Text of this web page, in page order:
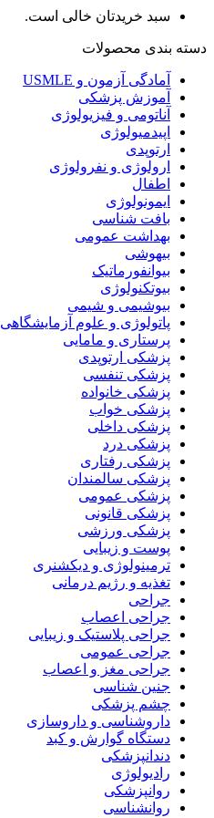
سبد خریدتان خالی است.
دسته بندی محصولات
آمادگی آزمون و USMLE
آموزش پزشکی
آناتومی و فیزیولوژی
اپیدمیولوژی
ارتوپدی
ارولوژی و نفرولوژی
اطفال
ایمونولوژی
بافت شناسی
بهداشت عمومی
بیهوشی
بیوانفورماتیک
بیوتکنولوژی
بیوشیمی و شیمی
پاتولوژی و علوم آزمایشگاهی
پرستاری و مامایی
پزشکی ارتوپدی
پزشکی تنفسی
پزشکی خانواده
پزشکی خواب
پزشکی داخلی
پزشکی درد
پزشکی رفتاری
پزشکی سالمندان
پزشکی عمومی
پزشکی قانونی
پزشکی ورزشی
پوست و زیبایی
ترمینولوژی و دیکشنری
تغذیه و رژیم درمانی
جراحی
جراحی اعصاب
جراحی پلاستیک و زیبایی
جراحی عمومی
جراحی مغز و اعصاب
جنین شناسی
چشم پزشکی
داروشناسی و داروسازی
دستگاه گوارش و کبد
دندانپزشکی
رادیولوژی
روانپزشکی
روانشناسی